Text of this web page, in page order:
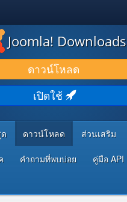
Joomla! Downloads
ดาวน์โหลด
เปิดใช้
ดาวน์โหลด ส่วนเสริม
คำถามที่พบบ่อย คู่มือ API